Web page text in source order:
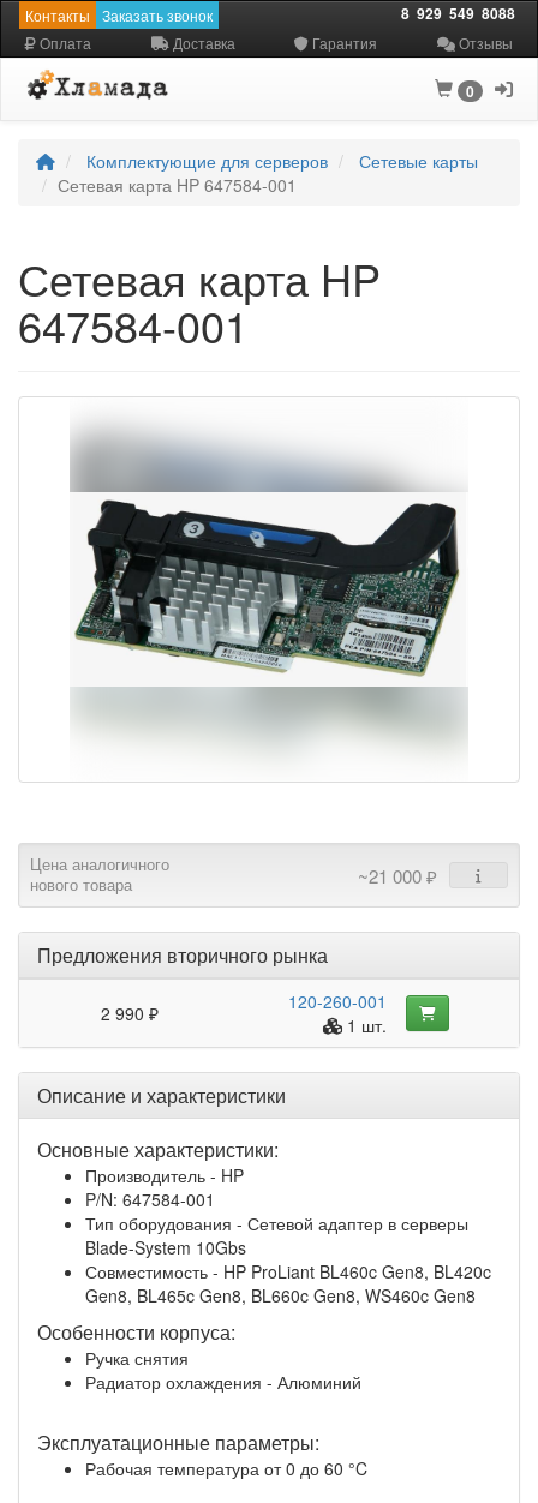
Контакты Заказать звонок 8 929 549 8088
Оплата Доставка Гарантия Отзывы
0
Комплектующие для серверов
Сетевые карты
Сетевая карта HP 647584-001
Сетевая карта HP
647584-001
Цена аналогичного
нового товара
~21 000 ₽
Предложения вторичного рынка
2 990 ₽
120-260-001
1 шт.
Описание и характеристики
Основные характеристики:
Производитель - HP
P/N: 647584-001
Тип оборудования - Сетевой адаптер в серверы
Blade-System 10Gbs
Совместимость - HP ProLiant BL460c Gen8, BL420c
Gen8, BL465c Gen8, BL660c Gen8, WS460c Gen8
Особенности корпуса:
Ручка снятия
Радиатор охлаждения - Алюминий
Эксплуатационные параметры:
Рабочая температура от 0 до 60 °C